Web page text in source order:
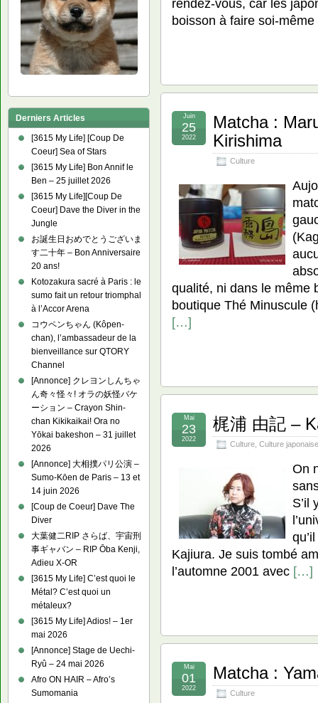
rendez-vous, car les
boisson à faire soi-
Matcha :
Kirishima
Culture
Juin
25
2022
qualité, ni dans le même
boutique Thé Minuscule
[…]
梶浦 由記 –
Culture Culture japonaise
Mai
23
2022
On
S’il
Kajiura. Je suis tombé
l’automne 2001 avec […]
Matcha :
Culture
Mai
01
2022
Derniers Articles
[3615 My Life] [Coup De
Coeur] Sea of Stars
[3615 My Life] Bon Annif le
Ben – 25 juillet 2026
[3615 My Life][Coup De
Coeur] Dave the Diver in the
Jungle
お誕生日おめでとうございま
す二十年 – Bon Anniversaire
20 ans!
Kotozakura sacré à Paris : le
sumo fait un retour triomphal
à l’Accor Arena
コウペンちゃん (Kôpen-
chan), l’ambassadeur de la
bienveillance sur QTORY
Channel
[Annonce] クレヨンしんちゃ
ん奇々怪々! オラの妖怪バケ
ーション – Crayon Shin-
chan Kikikaikai! Ora no
Yōkai bakeshon – 31 juillet
2026
[Annonce] 大相撲パリ公演 –
Sumo-Kōen de Paris – 13 et
14 juin 2026
[Coup de Coeur] Dave The
Diver
大葉健二RIP さらば、宇宙刑
事ギャバン – RIP Ōba Kenji,
Adieu X-OR
[3615 My Life] C’est quoi le
Métal? C’est quoi un
métaleux?
[3615 My Life] Adios! – 1er
mai 2026
[Annonce] Stage de Uechi-
Ryû – 24 mai 2026
Afro ON HAIR – Afro’s
Sumomania